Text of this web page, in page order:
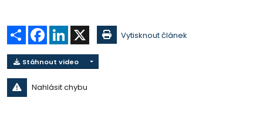
Sdílet Facebook
LinkedIn Vytisknout článek
Stáhnout video
Nahlásit chybu